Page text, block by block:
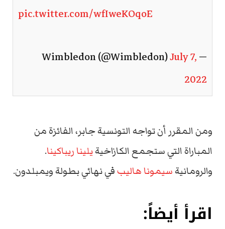
pic.twitter.com/wfIweKOqoE
— Wimbledon (@Wimbledon)
July 7,
2022
ومن المقرر أن تواجه التونسية جابر، الفائزة من
المباراة التي ستجمع الكازاخيةيلينا ريباكينا.
والرومانيةسيمونا هاليبفي نهائي بطولة ويمبلدون.
اقرأ أيضاً: